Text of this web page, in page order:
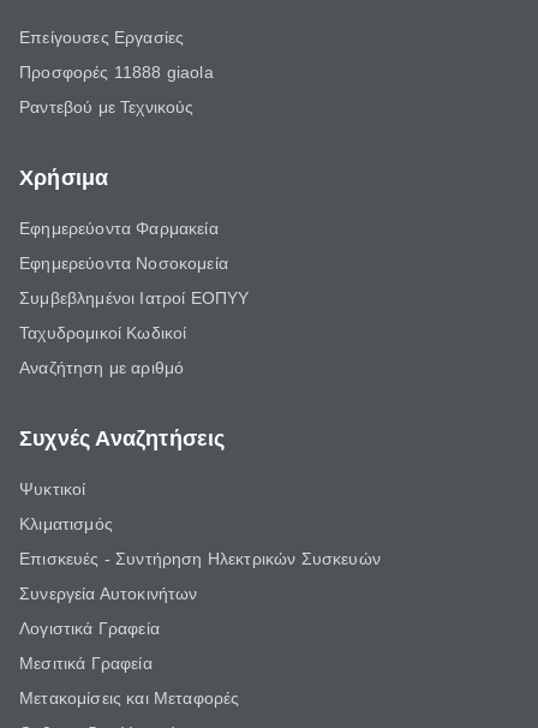
Επείγουσες Εργασίες
Προσφορές 11888 giaola
Ραντεβού με Τεχνικούς
Χρήσιμα
Εφημερεύοντα Φαρμακεία
Εφημερεύοντα Νοσοκομεία
Συμβεβλημένοι Ιατροί ΕΟΠΥΥ
Ταχυδρομικοί Κωδικοί
Αναζήτηση με αριθμό
Συχνές Αναζητήσεις
Ψυκτικοί
Κλιματισμός
Επισκευές - Συντήρηση Ηλεκτρικών Συσκευών
Συνεργεία Αυτοκινήτων
Λογιστικά Γραφεία
Μεσιτικά Γραφεία
Μετακομίσεις και Μεταφορές